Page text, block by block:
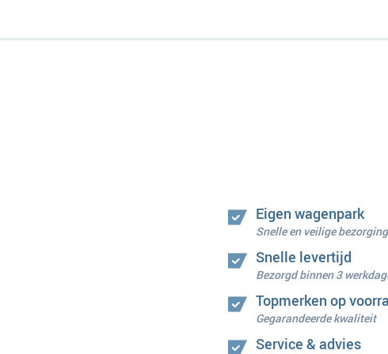
Eigen wagenpark
Snelle en veilige bezorging
Snelle levertijd
Bezorgd binnen 3
Topmerken op
Gegarandeerde kwaliteit
Service & advies